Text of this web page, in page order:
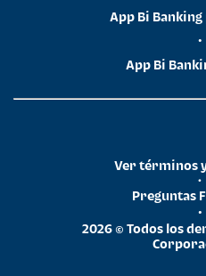
App Bi
•
App Bi
2026 © Todos los
•
Preguntas
•
Ver términos